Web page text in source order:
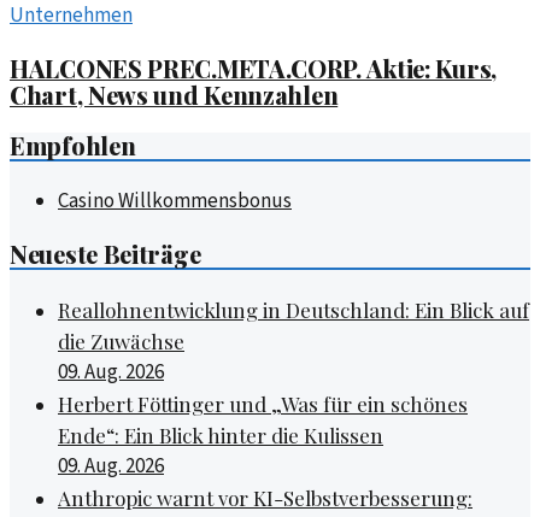
Unternehmen
HALCONES PREC.META.CORP. Aktie: Kurs,
Chart, News und Kennzahlen
Empfohlen
Casino Willkommensbonus
Neueste Beiträge
Reallohnentwicklung in Deutschland: Ein Blick auf
die Zuwächse
09. Aug. 2026
Herbert Föttinger und „Was für ein schönes
Ende“: Ein Blick hinter die Kulissen
09. Aug. 2026
Anthropic warnt vor KI-Selbstverbesserung: